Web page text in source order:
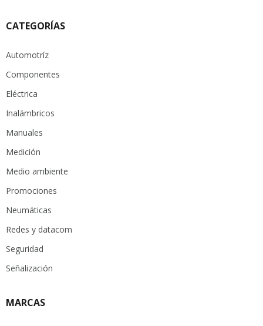
CATEGORÍAS
Automotríz
Componentes
Eléctrica
Inalámbricos
Manuales
Medición
Medio ambiente
Promociones
Neumáticas
Redes y datacom
Seguridad
Señalización
MARCAS